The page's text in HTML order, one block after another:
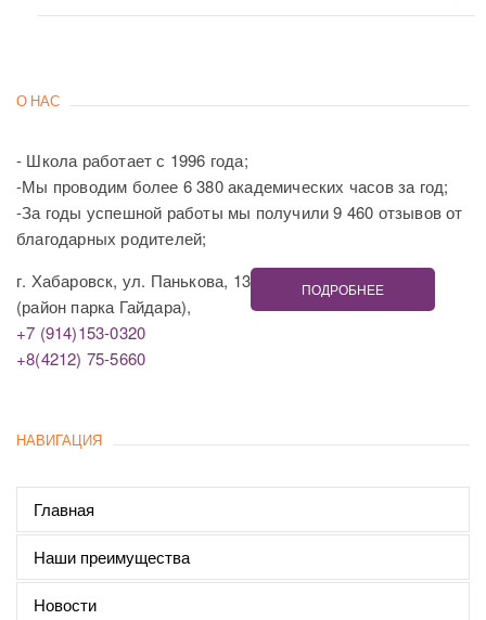
О НАС
- Школа работает с 1996 года;
-Мы проводим более 6 380 академических часов за год;
-За годы успешной работы мы получили 9 460 отзывов от
благодарных родителей;
г. Хабаровск, ул. Панькова, 13
(район парка Гайдара),
+7 (914)153-0320
+8(4212) 75-5660
ПОДРОБНЕЕ
НАВИГАЦИЯ
Главная
Наши преимущества
Новости